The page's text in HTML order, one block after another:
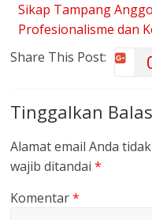
Sikap Tampang
Profesionalisme dan
Share This Post:
Tinggalkan
Alamat email Anda
wajib ditandai*
Komentar*